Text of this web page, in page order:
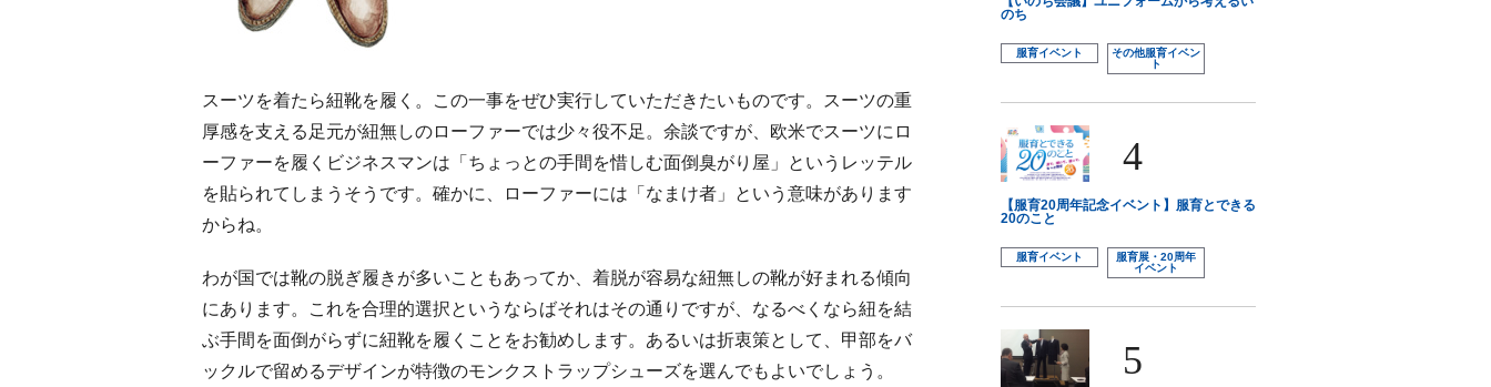
スーツを着たら紐靴を履く。この一事をぜひ実行していただきたいものです。スーツの重
厚感を支える足元が紐無しのローファーでは少々役不足。余談ですが、欧米でスーツにロ
ーファーを履くビジネスマンは「ちょっとの手間を惜しむ面倒臭がり屋」というレッテル
を貼られてしまうそうです。確かに、ローファーには「なまけ者」という意味があります
からね。
わが国では靴の脱ぎ履きが多いこともあってか、着脱が容易な紐無しの靴が好まれる傾向
にあります。これを合理的選択というならばそれはその通りですが、なるべくなら紐を結
ぶ手間を面倒がらずに紐靴を履くことをお勧めします。あるいは折衷策として、甲部をバ
ックルで留めるデザインが特徴のモンクストラップシューズを選んでもよいでしょう。
のち
服育イベント
その他服育イベン
ト
4
【服育20周年記念イベント】服育とできる
20のこと
服育イベント
服育展・20周年
イベント
5